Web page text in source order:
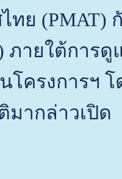
ทย (PMAT)
ายใต้การดู
ครงการฯ โ
มากล่าวเปิด